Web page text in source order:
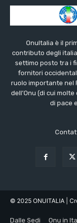
OnuItalia è il
contributo degli
settimo posto tra i
fornitori occidentali
ruolo importante nel
dell’Onu (di cui
di pace
© 2025 ONUITALIA |
Dalle Sedi Onu in